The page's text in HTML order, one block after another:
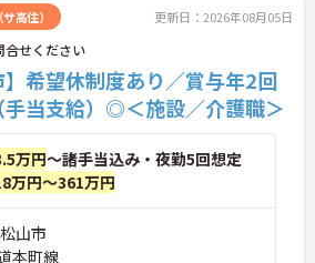
なる退職金制度や宿泊費補
の福利厚生制度ツクイPLUS
色や髪型をはじめネイルや
あり個性を大切にしながら
社がバックアップします。
制度も充実しており、働き
能。また、希望があれば異
ャリアチェンジにも挑戦で
高住） 更新日：2026年08月05日
せください
】希望休制度あり／賞与年2回
手当支給）◎＜施設／介護職＞
万円～諸手当込み・夜勤5回想定
万円～361万円
山市
本町線